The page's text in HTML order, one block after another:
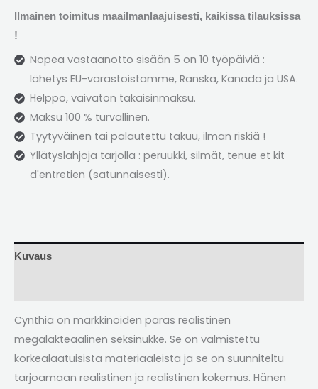
Ilmainen toimitus maailmanlaajuisesti, kaikissa tilauksissa
!
Nopea vastaanotto sisään 5 on 10 työpäiviä :
lähetys EU-varastoistamme, Ranska, Kanada ja USA.
Helppo, vaivaton takaisinmaksu.
Maksu 100 % turvallinen.
Tyytyväinen tai palautettu takuu, ilman riskiä !
Yllätyslahjoja tarjolla : peruukki, silmät, tenue et kit
d'entretien (satunnaisesti).
Kuvaus
Cynthia on markkinoiden paras realistinen
megalakteaalinen seksinukke. Se on valmistettu
korkealaatuisista materiaaleista ja se on suunniteltu
tarjoamaan realistinen ja realistinen kokemus. Hänen